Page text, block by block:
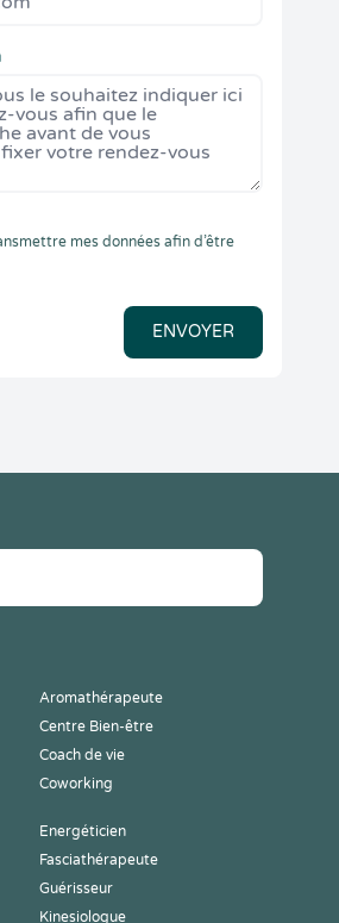
mes données afin d’être
ENVOYER
Aromathérapeute
Centre Bien-être
Coach de vie
Coworking
Energéticien
Fasciathérapeute
Guérisseur
Kinesiologue